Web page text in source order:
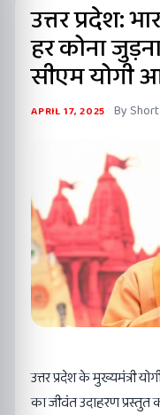
उत्तर प्रदेश:
हर कोना
सीएम योगी
APRIL 17, 2025 By
उत्तर प्रदेश के मुख्यमंत्री
का जीवंत उदाहरण